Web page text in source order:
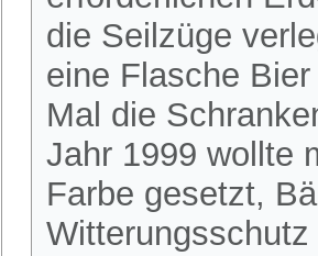
die Seilzüge
eine Flasche
Mal die
Jahr 1999 wollte
Farbe gesetzt,